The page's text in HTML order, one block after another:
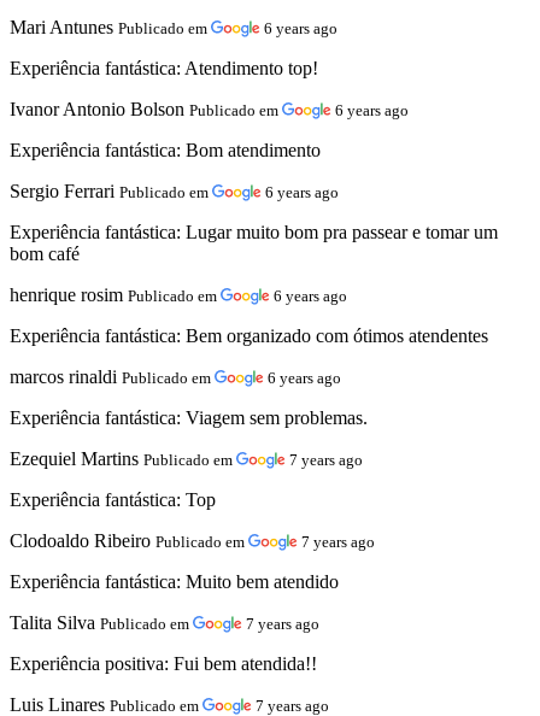
Mari Antunes Publicado em 6 years ago
Experiência fantástica: Atendimento top!
Ivanor Antonio Bolson Publicado em 6 years ago
Experiência fantástica: Bom atendimento
Sergio Ferrari Publicado em 6 years ago
Experiência fantástica: Lugar muito bom pra passear e tomar um
bom café
henrique rosim Publicado em 6 years ago
Experiência fantástica: Bem organizado com ótimos atendentes
marcos rinaldi Publicado em 6 years ago
Experiência fantástica: Viagem sem problemas.
Ezequiel Martins Publicado em 7 years ago
Experiência fantástica: Top
Clodoaldo Ribeiro Publicado em 7 years ago
Experiência fantástica: Muito bem atendido
Talita Silva Publicado em 7 years ago
Experiência positiva: Fui bem atendida!!
Luis Linares Publicado em 7 years ago